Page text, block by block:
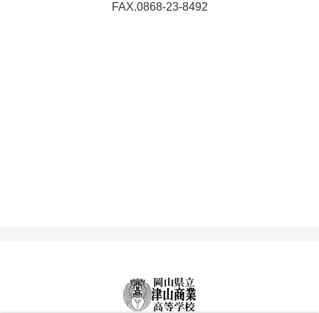
FAX.0868-23-8492